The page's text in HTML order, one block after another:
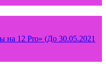
на 12 Pro» (До 30.05.2021